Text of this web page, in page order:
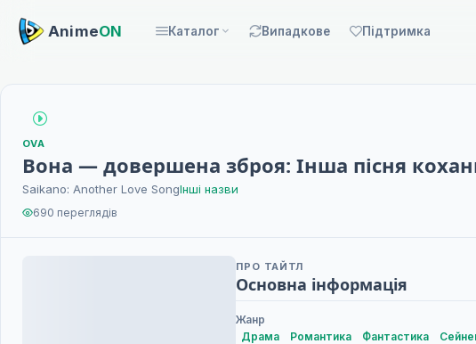
AnimeON Каталог Випадкове Підтримка
OVA
Вона — довершена зброя: Інша пісня
Saikano: Another Love SongІнші назви
690 переглядів
ПРО ТАЙТЛ
Основна інформація
Жанр
Драма
Романтика Фантастика